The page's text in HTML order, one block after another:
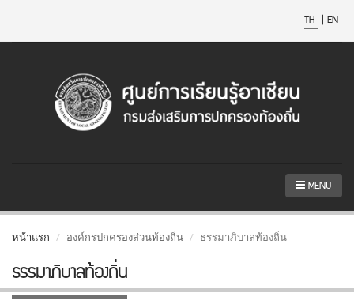
TH | EN
MENU
หน้าแรก องค์กรปกครองส่วนท้องถิ่น ธรรมาภิบาลท้องถิ่น
ธรรมาภิบาลท้องถิ่น